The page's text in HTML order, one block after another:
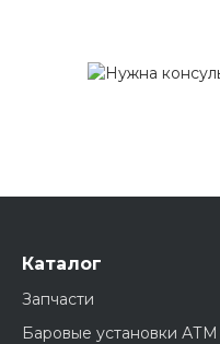
Каталог
Запчасти
Баровые установки АТМ